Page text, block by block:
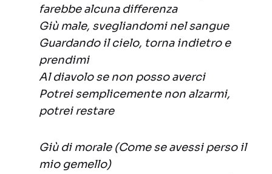
farebbe alcuna differenza
Giù male, svegliandomi nel sangue
Guardando il cielo, torna indietro e
prendimi
Al diavolo se non posso averci
Potrei semplicemente non alzarmi,
potrei restare
Giù di morale (Come se avessi perso il
mio gemello)